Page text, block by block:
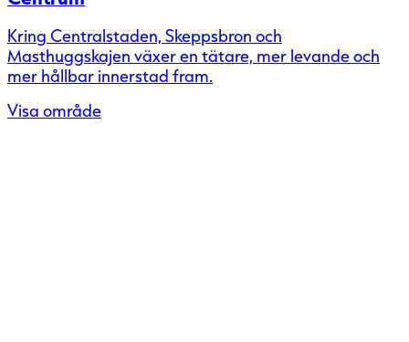
Kring Centralstaden, Skeppsbron och
Masthuggskajen växer en tätare, mer levande och
mer hållbar innerstad fram.
Visa område